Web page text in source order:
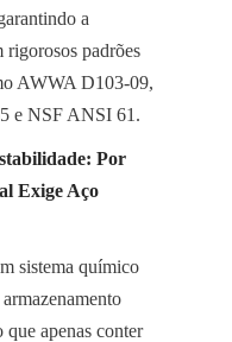
a
padrões
AWWA D103-09,
e NSF ANSI 61.
Por
Exige Aço
sistema químico
que apenas conter